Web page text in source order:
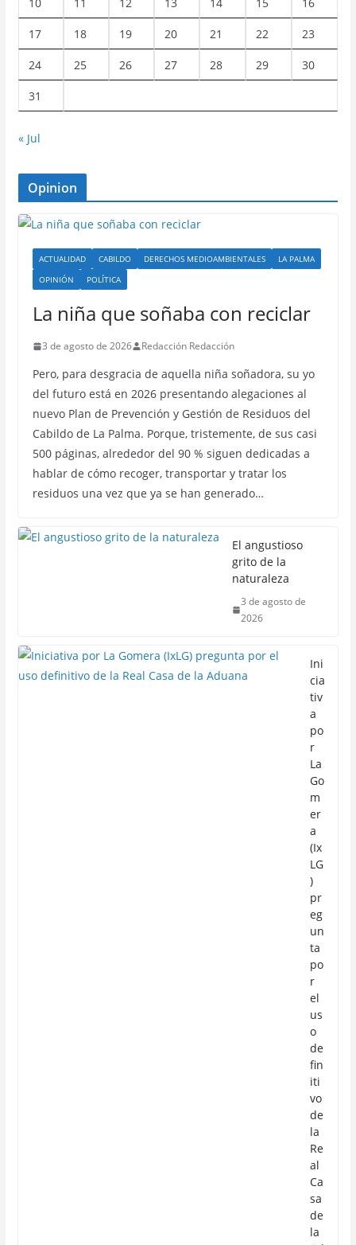
17 18 19 20 21 22 23
24 25 26 27 28 29 30
31
« Jul
Opinion
ACTUALIDAD CABILDO DERECHOS MEDIOAMBIENTALES
LA PALMA
OPINIÓN
POLÍTICA
La niña que soñaba con reciclar
3 de agosto de 2026 Redacción Redacción
Pero, para desgracia de aquella niña soñadora, su yo
del futuro está en 2026 presentando alegaciones al
nuevo Plan de Prevención y Gestión de Residuos del
Cabildo de La Palma. Porque, tristemente, de sus casi
500 páginas, alrededor del 90 % siguen dedicadas a
hablar de cómo recoger, transportar y tratar los
residuos una vez que ya se han generado…
El angustioso
grito de la
naturaleza
3 de agosto de
2026
Ini
cia
tiv
a
po
r
La
Go
m
er
a
(Ix
LG
)
pr
eg
un
ta
po
r
el
us
o
de
fin
iti
vo
de
la
Re
al
Ca
sa
de
la